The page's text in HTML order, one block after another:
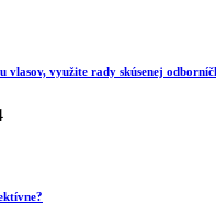
využite rady skúsenej